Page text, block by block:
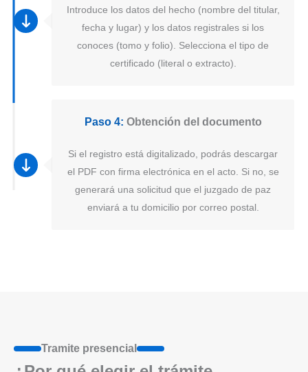
Introduce los datos del hecho (nombre del titular,
fecha y lugar) y los datos registrales si los
conoces (tomo y folio). Selecciona el tipo de
certificado (literal o extracto).
Paso 4: Obtención del documento
Si el registro está digitalizado, podrás descargar
el PDF con firma electrónica en el acto. Si no, se
generará una solicitud que el juzgado de paz
enviará a tu domicilio por correo postal.
Tramite presencial